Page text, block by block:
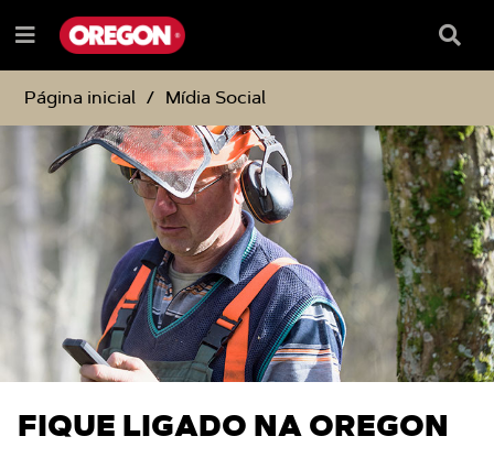
IGNORAR
SEGUIR
PARA
CONTEÚDO
IGNORAR
SEGUIR
PARA
MENU
DE
NAVEGAÇÃO
Menu
Caixa
de
Página inicial
Mídia Social
FIQUE LIGADO NA OREGON